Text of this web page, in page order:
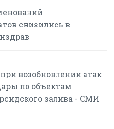
снизились в
возобновлении атак
по объектам
залива - СМИ